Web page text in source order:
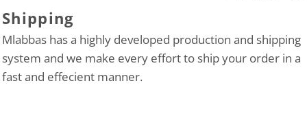
Shipping
Mlabbas has a highly developed production and shipping
system and we make every effort to ship your order in a
fast and effecient manner.